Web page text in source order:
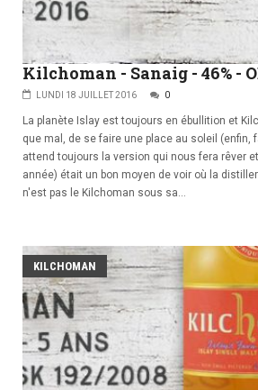
Kilchoman - Sanaig - 46% -
LUNDI 18 JUILLET 2016 0
La planète Islay est toujours en ébullition et
que mal, de se faire une place au soleil (enfin,
attend toujours la version qui nous fera rêver
année) était un bon moyen de voir où la
n'est pas le Kilchoman sous sa...
KILCHOMAN